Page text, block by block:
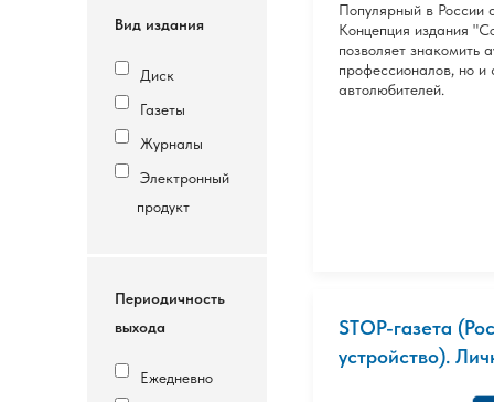
Вид издания
Диск
Газеты
Журналы
Электронный
продукт
Периодичность
выхода
Ежедневно
Популярный в России
Концепция издания
позволяет знакомить
профессионалов, но и
автолюбителей.
STOP-газета
устройство).